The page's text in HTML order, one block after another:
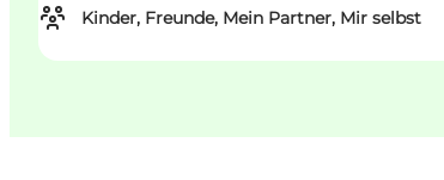
Kinder, Freunde, Mein Partner, Mir selbst